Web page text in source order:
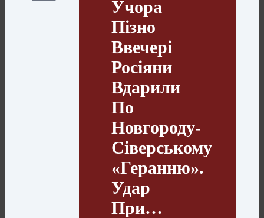
Учора
Пізно
Ввечері
Росіяни
Вдарили
По
Новгороду-
Сіверському
«геранню».
Удар
При…